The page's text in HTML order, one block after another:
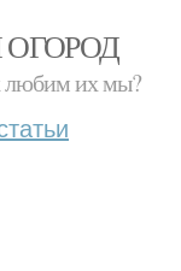
любим их мы?